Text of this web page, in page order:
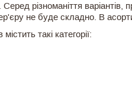
різноманіття
не буде складно. В
такі категорії: